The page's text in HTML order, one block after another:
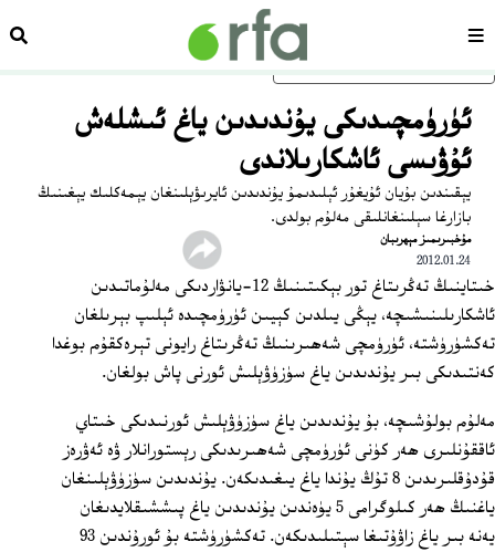
ئاساسلىق مەزمۇنغا ئاتلاڭسەھىپە
ئۈرۈمچىدىكى يۇندىدىن ياغ ئىشلەش
ئۇۋىسى ئاشكارىلاندى
يېقىندىن بۇيان ئۇيغۇر ئېلىدىمۇ يۇندىدىن ئايرىۋېلىنغان يېمەكلىك يېغىنىڭ
بازارغا سېلىنغانلىقى مەلۇم بولدى.
مۇخبىرىمىز مېھرىبان
2012.01.24
خىتاينىڭ تەڭرىتاغ تور بېكىتىنىڭ 12-يانۋاردىكى مەلۇماتىدىن
ئاشكارىلىنىشىچە، يېڭى يىلدىن كېيىن ئۈرۈمچىدە ئېلىپ بېرىلغان
تەكشۈرۈشتە، ئۈرۈمچى شەھىرىنىڭ تەڭرىتاغ رايونى تېرەكقۇم بوغدا
كەنتىدىكى بىر يۇندىدىن ياغ سۈزۈۋېلىش ئورنى پاش بولغان.
مەلۇم بولۇشىچە، بۇ يۇندىدىن ياغ سۈزۈۋېلىش ئورنىدىكى خىتاي
ئاققۇنلىرى ھەر كۈنى ئۈرۈمچى شەھىرىدىكى رېستورانلار ۋە ئەۋرەز
قۇدۇقلىرىدىن 8 تۇڭ يۇندا ياغ يىغىدىكەن. يۇندىدىن سۈزۈۋېلىنغان
ياغنىڭ ھەر كىلوگرامى 5 يۈەندىن يۇندىدىن ياغ پىششىقلايدىغان
يەنە بىر ياغ زاۋۇتىغا سېتىلىدىكەن. تەكشۈرۈشتە بۇ ئورۇندىن 93